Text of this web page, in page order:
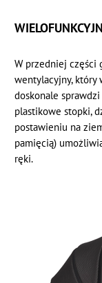
W przedniej części
wentylacyjny, który
doskonale
plastikowe stopki,
postawieniu na
pamięcią)
ręki.